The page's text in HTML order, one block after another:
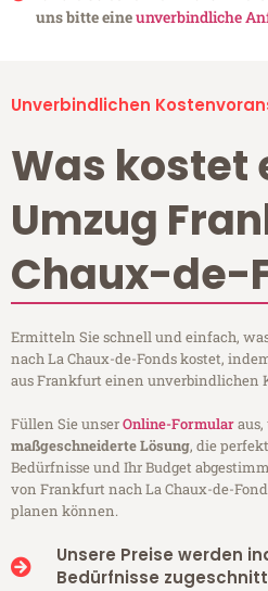
uns bitte eineunverbindliche
Unverbindlichen
Was kostet
Umzug
Chaux-de-
Ermitteln Sie schnell und einfach,
nach La Chaux-de-Fonds kostet,
aus Frankfurt einen unverbindlichen
Füllen Sie unserOnline-Formular
maßgeschneiderte Lösung, die
Bedürfnisse und Ihr Budget
von Frankfurt nach La Chaux-de-
planen können.
Unsere Preise werden
Bedürfnisse